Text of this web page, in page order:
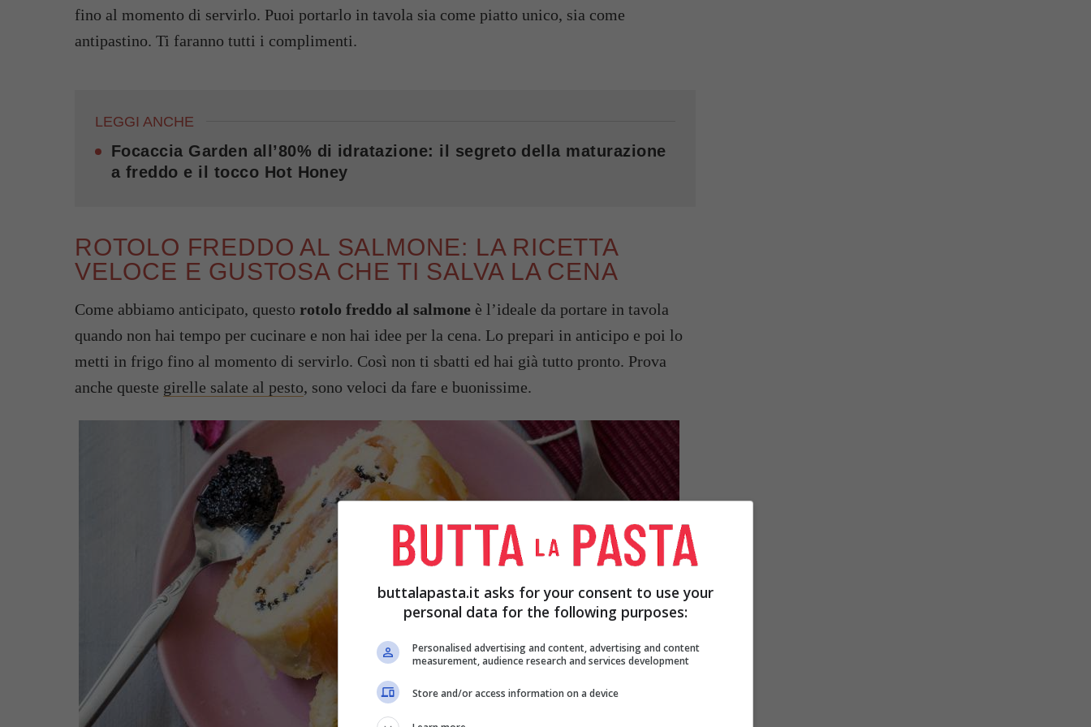
fino al momento di servirlo. Puoi portarlo in tavola sia come piatto unico, sia come
antipastino. Ti faranno tutti i complimenti.
LEGGI ANCHE
Focaccia Garden all’80% di idratazione: il segreto della maturazione
a freddo e il tocco Hot Honey
ROTOLO FREDDO AL SALMONE: LA RICETTA
VELOCE E GUSTOSA CHE TI SALVA LA CENA
Come abbiamo anticipato, questo rotolo freddo al salmone è l’ideale da portare in tavola
quando non hai tempo per cucinare e non hai idee per la cena. Lo prepari in anticipo e poi lo
metti in frigo fino al momento di servirlo. Così non ti sbatti ed hai già tutto pronto. Prova
anche queste girelle salate al pesto, sono veloci da fare e buonissime.
buttalapasta.it asks for your consent to use your
personal data for the following purposes:
Personalised advertising and content, advertising and content
measurement, audience research and services development
Store and/or access information on a device